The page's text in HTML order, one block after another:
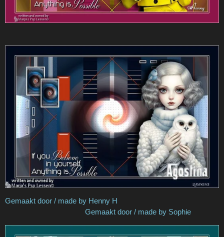
Gemaakt door / made by Henny H
Gemaakt door / made by Sophie